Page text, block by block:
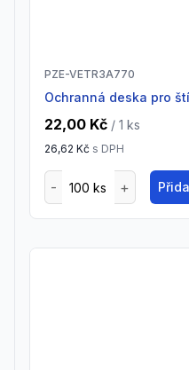
PZE-VETR3A770
Ochranná deska pro
22,00 Kč / 1 ks
26,62 Kč s DPH